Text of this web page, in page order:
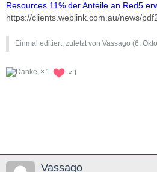
Resources 11% der Anteile an Red5
https://clients.weblink.com.au/news/
Einmal editiert, zuletzt von Vassago (6.
1 1
Vassago